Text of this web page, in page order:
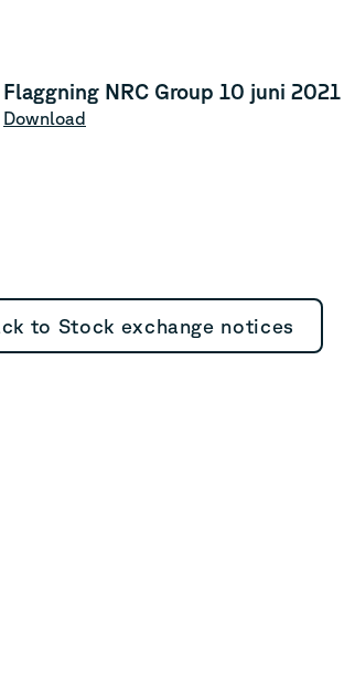
Flaggning NRC Group 10 juni 2021
Download
to Stock exchange notices